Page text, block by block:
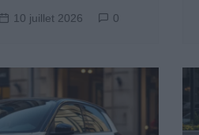
10 juillet 2026 0